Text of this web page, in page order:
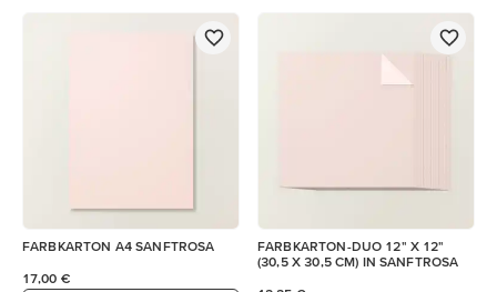
FARBKARTON A4 SANFTROSA
17,00 €
FARBKARTON-DUO 12" X 12"
(30,5 X 30,5 CM) IN SANFTROSA